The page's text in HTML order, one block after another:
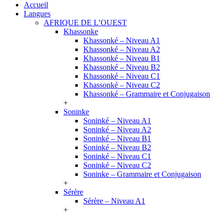
Accueil
Langues
AFRIQUE DE L’OUEST
Khassonke
Khassonké – Niveau A1
Khassonké – Niveau A2
Khassonké – Niveau B1
Khassonké – Niveau B2
Khassonké – Niveau C1
Khassonké – Niveau C2
Khassonké – Grammaire et Conjugaison
+
Soninke
Soninké – Niveau A1
Soninké – Niveau A2
Soninké – Niveau B1
Soninké – Niveau B2
Soninké – Niveau C1
Soninké – Niveau C2
Soninke – Grammaire et Conjugaison
+
Sérère
Sérère – Niveau A1
+